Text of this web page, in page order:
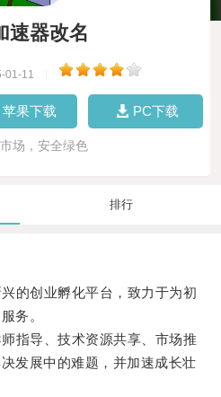
速器改名
01-11
苹果下载 PC下载
场，安全绿色
排行
创业孵化平台，致力于为初
务。
导、技术资源共享、市场推
发展中的难题，并加速成长壮